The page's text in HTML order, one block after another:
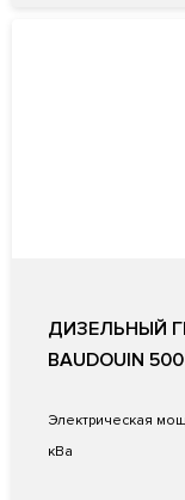
ДИЗЕЛЬНЫЙ
BAUDOUIN
Электрическая
кВа